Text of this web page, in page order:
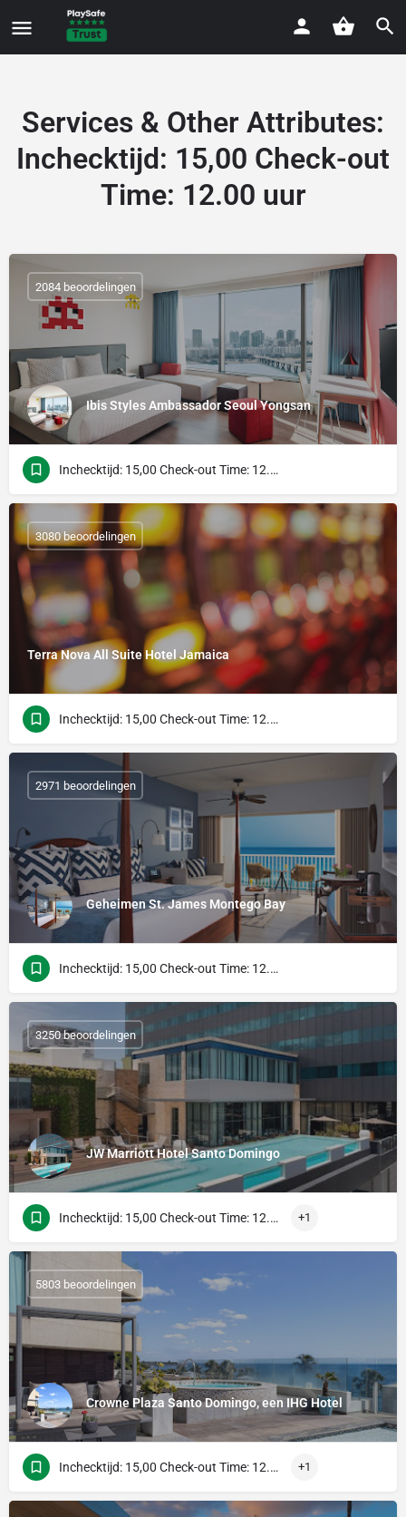
Services & Other Attributes:
Inchecktijd: 15,00 Check-out
Time: 12.00 uur
Ibis Styles Ambassador Seoul Yongsan
2084 beoordelingen
Inchecktijd: 15,00 Check-out Time: 12.00 uur
Terra Nova All Suite Hotel Jamaica
3080 beoordelingen
Inchecktijd: 15,00 Check-out Time: 12.00 uur
Geheimen St. James Montego Bay
2971 beoordelingen
Inchecktijd: 15,00 Check-out Time: 12.00 uur
JW Marriott Hotel Santo Domingo
3250 beoordelingen
Inchecktijd: 15,00 Check-out Time: 12.00 uur +1
Crowne Plaza Santo Domingo, een IHG Hotel
5803 beoordelingen
Inchecktijd: 15,00 Check-out Time: 12.00 uur +1